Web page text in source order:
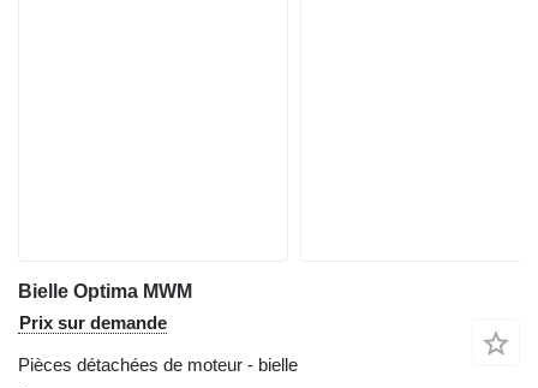
Bielle Optima MWM
Prix sur demande
Pièces détachées de moteur - bielle